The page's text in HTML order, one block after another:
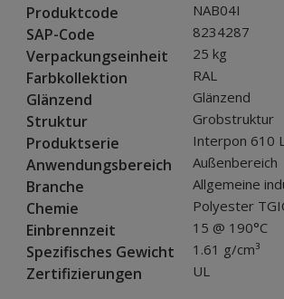
Produktcode NAB04I
SAP-Code 8234287
Verpackungseinheit 25 kg
Farbkollektion RAL
Glänzend Glänzend
Struktur Grobstruktur
Produktserie Interpon 610
Anwendungsbereich Außenbereich
Branche Allgemeine
Chemie Polyester
Einbrennzeit 15 @ 190°C
Spezifisches Gewicht 1.61 g/cm³
Zertifizierungen UL